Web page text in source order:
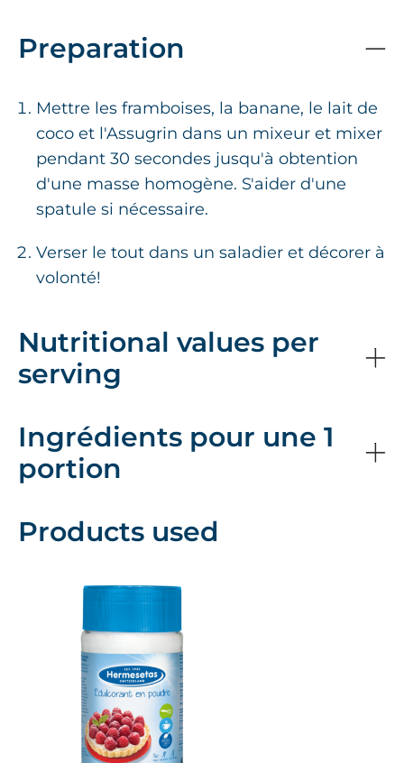
Preparation
Mettre les framboises, la banane, le lait de
coco et l'Assugrin dans un mixeur et mixer
pendant 30 secondes jusqu'à obtention
d'une masse homogène. S'aider d'une
spatule si nécessaire.
Verser le tout dans un saladier et décorer à
volonté!
Nutritional values per
serving
Ingrédients pour une 1
portion
Products used